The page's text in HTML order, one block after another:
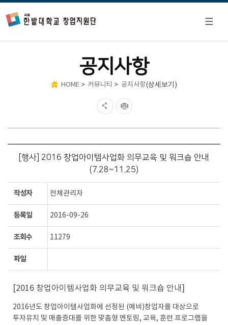
공지사항
HOME > 커뮤니티 > 공지사항(상세보기)
[행사] 2016 창업아이템사업화 의무교육 및 워크숍 안내
(7.28~11.25)
작성자 전체관리자
등록일 2016-09-26
조회수 11279
파일
[2016 창업아이템사업화 의무교육 및 워크숍 안내]
2016년도 창업아이템사업화에 선정된 (예비)창업자를 대상으로
투자유치 및 매출증대를 위한 맞춤형 멘토링, 교육, 훈련 프로그램을